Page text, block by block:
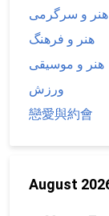
هنر و سرگرمی
هنر و فرهنگ
هنر و موسیقی
ورزش
戀愛與約會
August